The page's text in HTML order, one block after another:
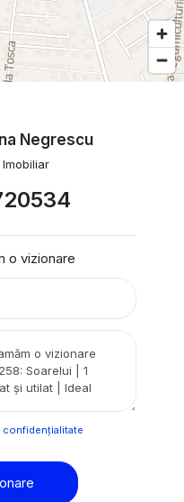
Negrescu
o vizionare
confidențialitate